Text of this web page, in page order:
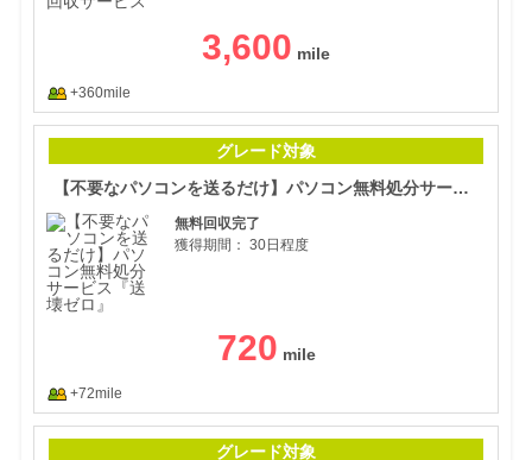
3,600
+360mile
グレード対象
【不要なパソコンを送るだけ】パソコン無料処分サービス『送壊ゼロ』
無料回収完了
獲得期間： 30日程度
720
+72mile
グレード対象